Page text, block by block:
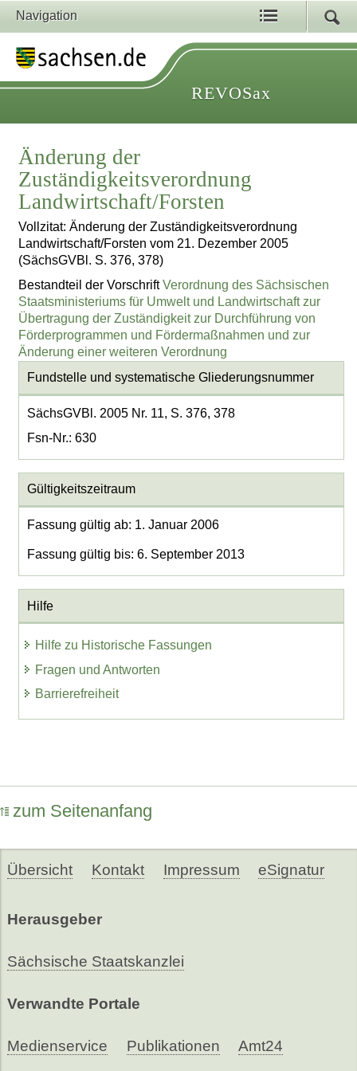
Navigation
REVOSax
Änderung der
Zuständigkeitsverordnung
Landwirtschaft/Forsten
Vollzitat: Änderung der Zuständigkeitsverordnung
Landwirtschaft/Forsten vom 21. Dezember 2005
(SächsGVBl. S. 376, 378)
Bestandteil der VorschriftVerordnung des Sächsischen
Staatsministeriums für Umwelt und Landwirtschaft zur
Übertragung der Zuständigkeit zur Durchführung von
Förderprogrammen und Fördermaßnahmen und zur
Änderung einer weiteren Verordnung
Fundstelle und systematische Gliederungsnummer
SächsGVBl. 2005 Nr. 11, S. 376, 378
Fsn-Nr.: 630
Gültigkeitszeitraum
Fassung gültig ab: 1. Januar 2006
Fassung gültig bis: 6. September 2013
Hilfe
Hilfe zu Historische Fassungen
Fragen und Antworten
Barrierefreiheit
zum Seitenanfang
Übersicht Kontakt Impressum eSignatur
Herausgeber
Sächsische Staatskanzlei
Verwandte Portale
Medienservice Publikationen Amt24